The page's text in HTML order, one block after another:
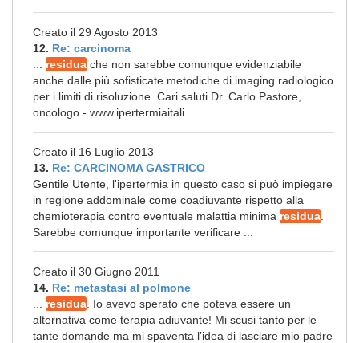
Creato il 29 Agosto 2013
12. Re: carcinoma
residua che non sarebbe comunque evidenziabile
anche dalle più sofisticate metodiche di imaging radiologico
per i limiti di risoluzione. Cari saluti Dr. Carlo Pastore,
oncologo - www.ipertermiaitali ...
Creato il 16 Luglio 2013
13. Re: CARCINOMA GASTRICO
Gentile Utente, l'ipertermia in questo caso si può impiegare
in regione addominale come coadiuvante rispetto alla
chemioterapia contro eventuale malattia minima residua
Sarebbe comunque importante verificare ...
Creato il 30 Giugno 2011
14. Re: metastasi al polmone
residua . Io avevo sperato che poteva essere un
alternativa come terapia adiuvante! Mi scusi tanto per le
tante domande ma mi spaventa l’idea di lasciare mio padre